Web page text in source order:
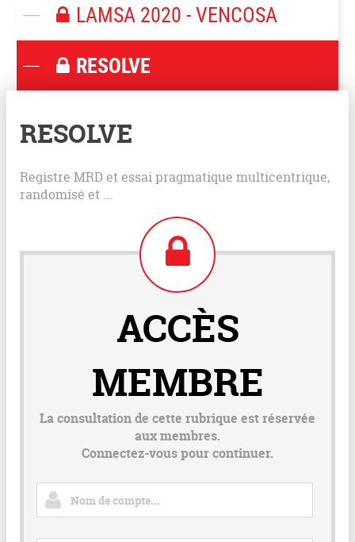
RESOLVE
Registre MRD et essai pragmatique multicentrique,
randomisé et ...
ACCÈS
MEMBRE
La consultation de cette rubrique est réservée
aux membres.
Connectez-vous pour continuer.
LAMSA 2020 - VENCOSA
RESOLVE